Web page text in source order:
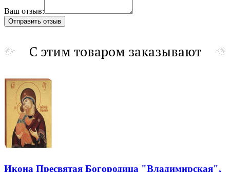
Ваш отзыв:
С этим товаром заказывают
Икона Пресвятая Богородица "Владимирская",